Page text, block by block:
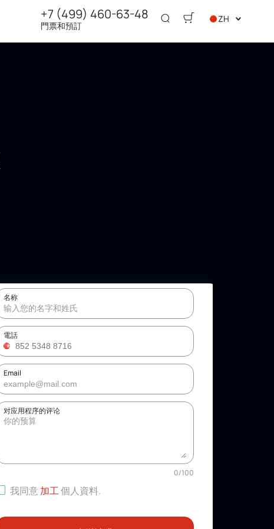
+7 (499) 460-63-48
門票和預訂
ZH
名称
電話
Email
对应用程序的评论
0/100
我同意加工個人資料.